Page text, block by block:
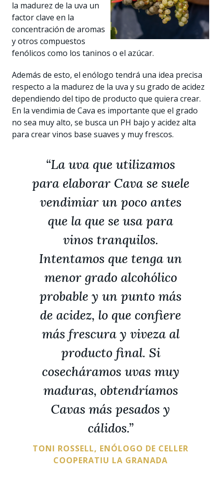
la madurez de la uva un
factor clave en la
concentración de aromas
y otros compuestos
fenólicos como los taninos o el azúcar.
Además de esto, el enólogo tendrá una idea precisa
respecto a la madurez de la uva y su grado de acidez
dependiendo del tipo de producto que quiera crear.
En la vendimia de Cava es importante que el grado
no sea muy alto, se busca un PH bajo y acidez alta
para crear vinos base suaves y muy frescos.
“La uva que utilizamos
para elaborar Cava se suele
vendimiar un poco antes
que la que se usa para
vinos tranquilos.
Intentamos que tenga un
menor grado alcohólico
probable y un punto más
de acidez, lo que confiere
más frescura y viveza al
producto final. Si
cosecháramos uvas muy
maduras, obtendríamos
Cavas más pesados y
cálidos.”
TONI ROSSELL, ENÓLOGO DE CELLER
COOPERATIU LA GRANADA